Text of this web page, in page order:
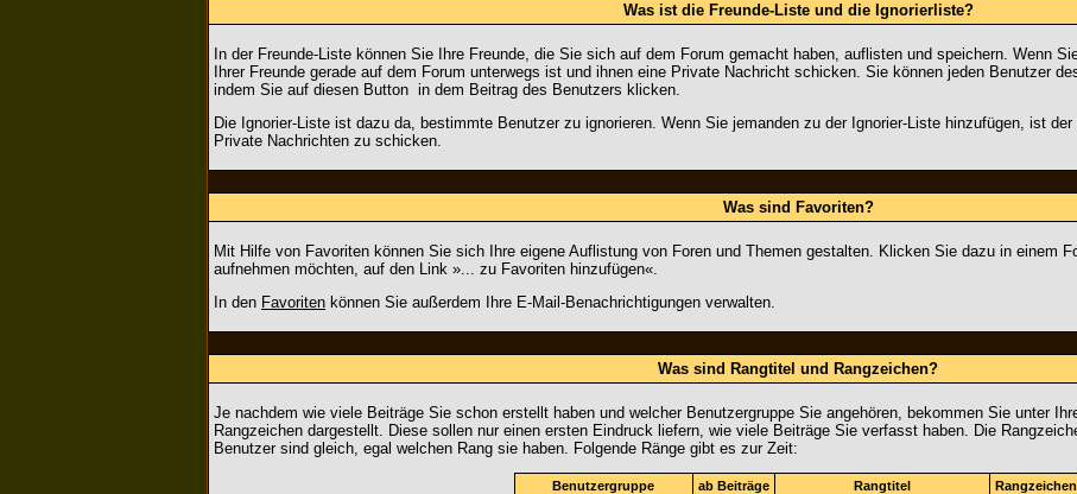
Was ist die Freunde-Liste und die Ignorierliste?
In der Freunde-Liste können Sie Ihre Freunde, die Sie sich auf dem Forum gemacht haben, auflisten und speichern. Wenn
Ihrer Freunde gerade auf dem Forum unterwegs ist und ihnen eine Private Nachricht schicken. Sie können jeden Benutzer
indem Sie auf diesen Button in dem Beitrag des Benutzers klicken.
Die Ignorier-Liste ist dazu da, bestimmte Benutzer zu ignorieren. Wenn Sie jemanden zu der Ignorier-Liste hinzufügen, ist
Private Nachrichten zu schicken.
Was sind Favoriten?
Mit Hilfe von Favoriten können Sie sich Ihre eigene Auflistung von Foren und Themen gestalten. Klicken Sie dazu in einem
aufnehmen möchten, auf den Link »... zu Favoriten hinzufügen«.
In den Favoriten können Sie außerdem Ihre E-Mail-Benachrichtigungen verwalten.
Was sind Rangtitel und Rangzeichen?
Je nachdem wie viele Beiträge Sie schon erstellt haben und welcher Benutzergruppe Sie angehören, bekommen Sie unter
Rangzeichen dargestellt. Diese sollen nur einen ersten Eindruck liefern, wie viele Beiträge Sie verfasst haben. Die
Benutzer sind gleich, egal welchen Rang sie haben. Folgende Ränge gibt es zur Zeit:
Benutzergruppe ab Beiträge Rangtitel Rangzeichen